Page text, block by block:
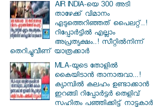
AIR INDIA-യെ 300 അടി
താഴേക്ക് വിമാനം
എടുത്തെറിഞ്ഞത് പൈലറ്റ്..!
റിപ്പോർട്ടിൽ എല്ലാം
അപ്രത്യക്ഷം..! സീറ്റിൽനിന്ന്
തെറിച്ചുവീണ് യാത്രക്കാർ
MLA-യുടെ തോളിൽ
കൈയിടാൻ താനാരുവാ...!
ക്യാമ്പിൽ കലഹം ഉണ്ടാക്കാൻ
ഇറങ്ങി റിപ്പോർട്ടർ തെളിവ്
സഹിതം പഞ്ഞിക്കിട്ട് നാട്ടുകാർ